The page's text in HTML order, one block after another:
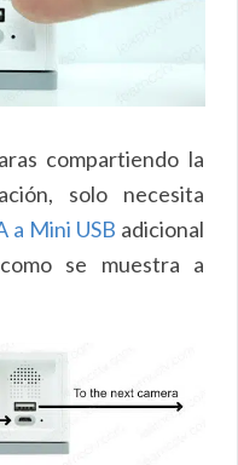
compartiendo la
solo necesita
a Mini USB adicional
se muestra a